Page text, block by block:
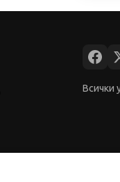
Всички